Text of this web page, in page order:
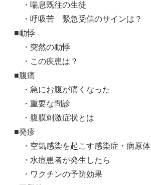
・喘息既往の生徒
・呼吸苦 緊急受信のサインは？
■動悸
・突然の動悸
・この疾患は？
■腹痛
・急にお腹が痛くなった
・重要な問診
・腹膜刺激症状とは
■発疹
・空気感染を起こす感染症・病原体
・水痘患者が発生したら
・ワクチンの予防効果